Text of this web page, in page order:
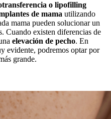
o lipofilling
de mama utilizando
mama pueden solucionar un
Cuando existen diferencias de
elevación de pecho. En
evidente, podremos optar por
grande.